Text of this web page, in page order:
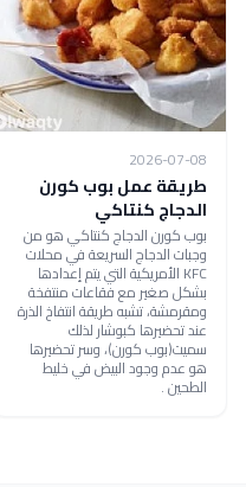
2026-07-08
طريقة عمل بوب كورن
الدجاج كنتاكي
بوب كورن الدجاج كنتاكي هو من
وجبات الدجاج السريعة في محلات
KFC الأمريكية التي يتم إعدادها
بشكل صغير مع فقاعات منتفخة
ومقرمشة، تشبه طريقة انتفاخ الذرة
عند تحضيرها كبوشار لذلك
سميت(بوب كورن)، وسر تحضيرها
هو عدم وجود البيض في خليط
الطحين .